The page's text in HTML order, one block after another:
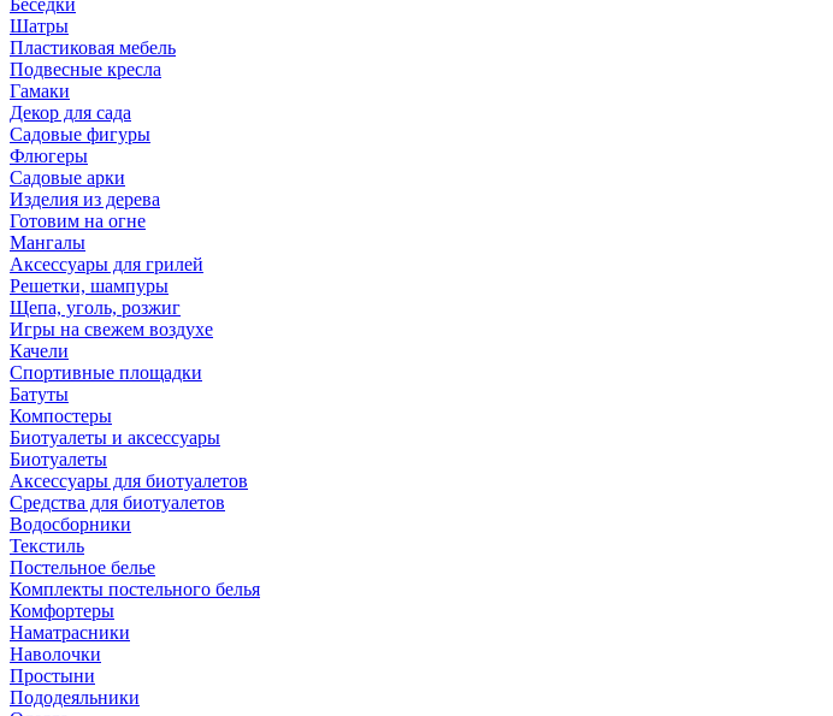
Беседки
Шатры
Пластиковая мебель
Подвесные кресла
Гамаки
Декор для сада
Садовые фигуры
Флюгеры
Садовые арки
Изделия из дерева
Готовим на огне
Мангалы
Аксессуары для грилей
Решетки, шампуры
Щепа, уголь, розжиг
Игры на свежем воздухе
Качели
Спортивные площадки
Батуты
Компостеры
Биотуалеты и аксессуары
Биотуалеты
Аксессуары для биотуалетов
Средства для биотуалетов
Водосборники
Текстиль
Постельное белье
Комплекты постельного белья
Комфортеры
Наматрасники
Наволочки
Простыни
Пододеяльники